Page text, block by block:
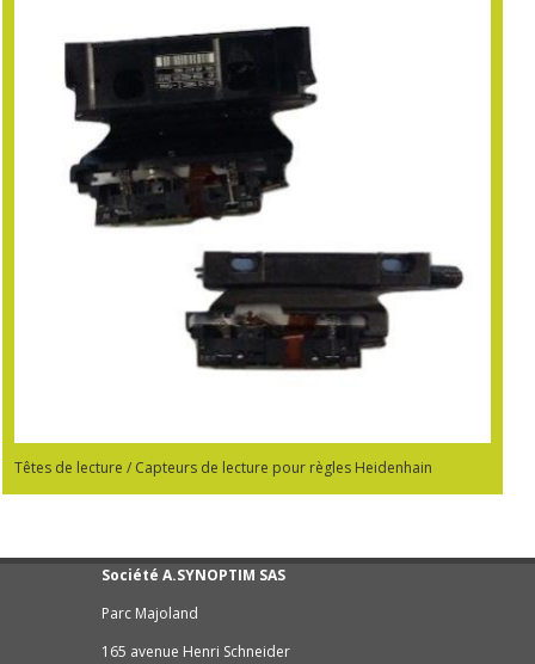
Têtes de lecture / Capteurs de lecture pour règles Heidenhain
Société A.SYNOPTIM SAS
Parc Majoland
165 avenue Henri Schneider